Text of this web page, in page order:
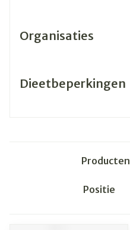
Organisaties
Dieetbeperkingen
Producten
Sorteer op: